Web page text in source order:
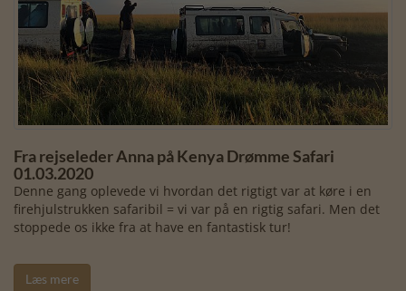
Fra rejseleder Anna på Kenya Drømme Safari
01.03.2020
Denne gang oplevede vi hvordan det rigtigt var at køre i en
firehjulstrukken safaribil = vi var på en rigtig safari. Men det
stoppede os ikke fra at have en fantastisk tur!
Læs mere